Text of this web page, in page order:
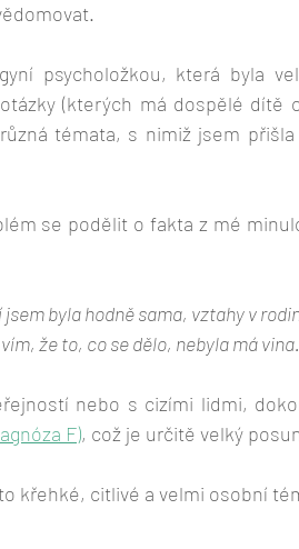
psycholožkou, která byla
(kterých má dospělé dítě
témata, s nimiž jsem
se podělit o fakta z mé
byla hodně sama, vztahy v
že to, co se dělo, nebyla má vina.
nebo s cizími lidmi,
F), což je určitě velký
křehké, citlivé a velmi osobní